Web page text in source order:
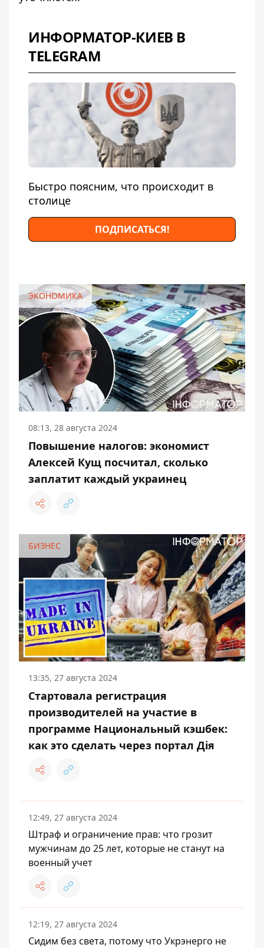
ИНФОРМАТОР-КИЕВ В
TELEGRAM
Быстро поясним, что происходит в
столице
ПОДПИСАТЬСЯ!
ЭКОНОМИКА
08:13, 28 августа 2024
Повышение налогов: экономист
Алексей Кущ посчитал, сколько
заплатит каждый украинец
БИЗНЕС
13:35, 27 августа 2024
Стартовала регистрация
производителей на участие в
программе Национальный кэшбек:
как это сделать через портал Дія
12:49, 27 августа 2024
Штраф и ограничение прав: что грозит
мужчинам до 25 лет, которые не станут на
военный учет
12:19, 27 августа 2024
Сидим без света, потому что Укрэнерго не